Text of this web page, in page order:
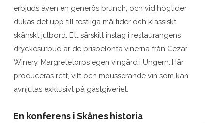
erbjuds även en generös brunch, och vid högtider
dukas det upp till festliga måltider och klassiskt
skånskt julbord. Ett särskilt inslag i restaurangens
dryckesutbud är de prisbelönta vinerna från Cezar
Winery, Margretetorps egen vingård i Ungern. Här
produceras rött, vitt och mousserande vin som kan
avnjutas exklusivt på gästgiveriet.
En konferens i Skånes historia